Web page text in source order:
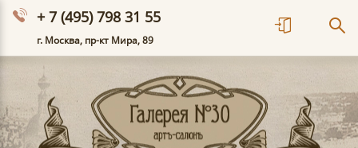
+ 7 (495) 798 31 55
г. Москва, пр-кт Мира, 89